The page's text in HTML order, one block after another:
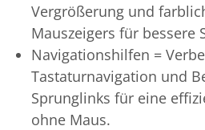
Vergrößerung und
Mauszeigers für bessere
Navigationshilfen =
Tastaturnavigation und
Sprunglinks für eine
ohne Maus.